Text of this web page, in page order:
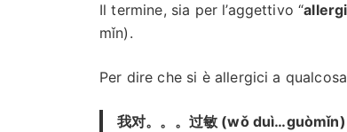
Il termine, sia per l’aggettivo “
mǐn).
Per dire che si è allergici a
我对。。。过敏 (wǒ duì…guòmǐn)